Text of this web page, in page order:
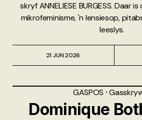
skryf ANNELIESE BURGESS. Daar
mikrofeminisme, 'n lensiesop,
leeslys.
21 JUN 2026
GASPOS ⸱
Dominique